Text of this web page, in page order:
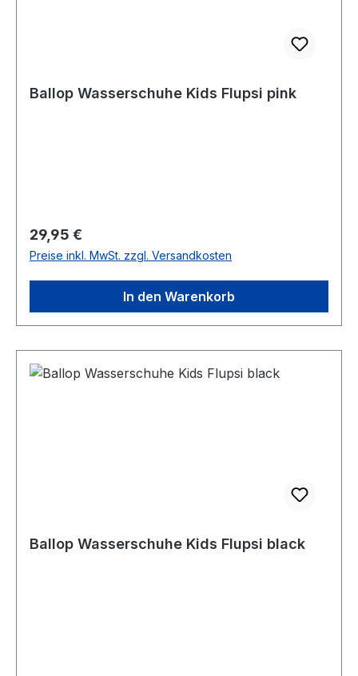
Ballop Wasserschuhe Kids Flupsi pink
Regulärer Preis:
29,95 €
Preise inkl. MwSt. zzgl. Versandkosten
In den Warenkorb
Ballop Wasserschuhe Kids Flupsi black